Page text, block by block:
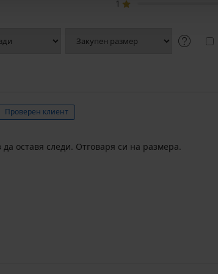
1
Проверен клиент
оставя следи. Отговаря си на размера.